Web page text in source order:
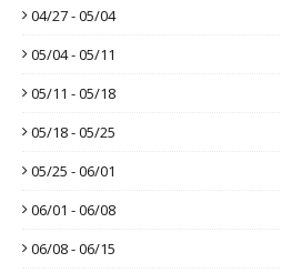
04/27 - 05/04
05/04 - 05/11
05/11 - 05/18
05/18 - 05/25
05/25 - 06/01
06/01 - 06/08
06/08 - 06/15